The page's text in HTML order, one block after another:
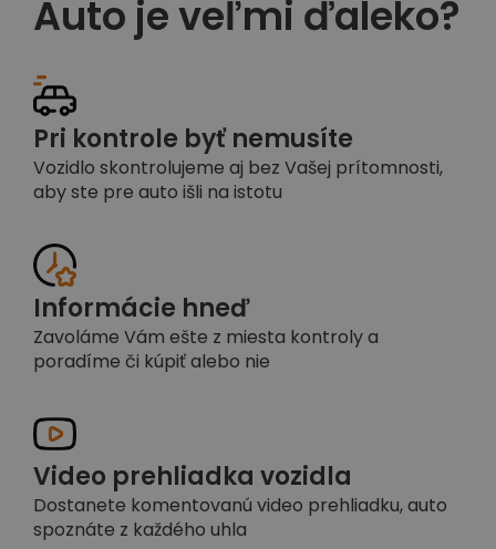
Auto je veľmi ďaleko?
Pri kontrole byť nemusíte
Vozidlo skontrolujeme aj bez Vašej prítomnosti,
aby ste pre auto išli na istotu
Informácie hneď
Zavoláme Vám ešte z miesta kontroly a
poradíme či kúpiť alebo nie
Video prehliadka vozidla
Dostanete komentovanú video prehliadku, auto
spoznáte z každého uhla